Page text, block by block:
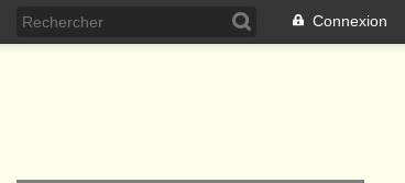
Connexion